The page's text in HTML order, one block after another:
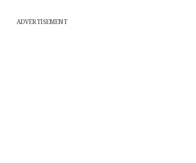
ADVERTISEMENT